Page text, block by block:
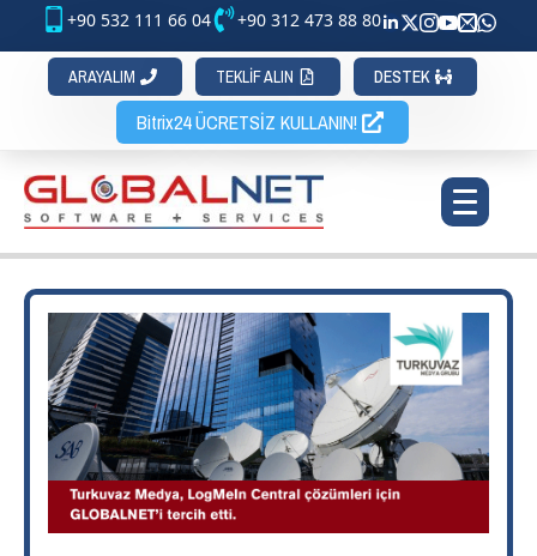
+90 532 111 66 04 +90 312 473 88 80
ARAYALIM TEKLİF ALIN DESTEK
Bitrix24 ÜCRETSİZ KULLANIN!